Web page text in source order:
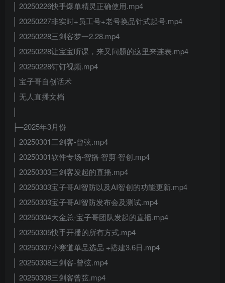
│ 20250226快手爆单精灵正确使用.mp4
│ 20250227非实时+员工号+老号换品针式起号.mp4
│ 20250228三剑客梦一2.28.mp4
│ 20250228让宝宝听课，来又问题的这里来连表.mp4
│ 20250228钉钉视频.mp4
│ 宝子哥自创话术
│ 无人直播文档
├─2025年3月份
│ 20250301三剑客-曾弦.mp4
│ 20250301软件专场-智播·智剪·智创.mp4
│ 20250303三剑客发起的直播.mp4
│ 20250303宝子哥AI智防以及AI智创的功能更新.mp4
│ 20250303宝子哥AI智防发布会及测试.mp4
│ 20250304大金总-宝子哥团队发起的直播.mp4
│ 20250305快手开播的所有方式.mp4
│ 20250307小赛道单品选品 +搭建3.6日.mp4
│ 20250308三剑客-曾弦.mp4
│ 20250308三剑客曾弦.mp4